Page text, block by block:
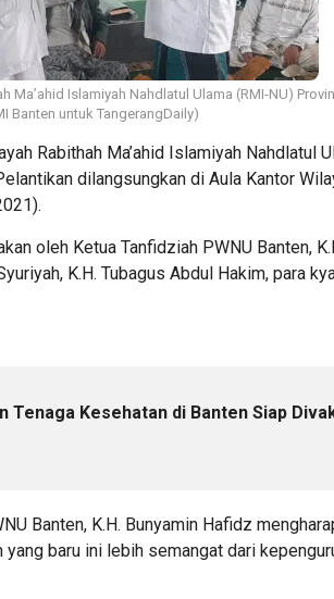
Ma’ahid Islamiyah Nahdlatul Ulama (RMI-NU)
Banten untuk TangerangDaily)
Rabithah Ma’ahid Islamiyah Nahdlatul
dilangsungkan di Aula Kantor
oleh Ketua Tanfidziah PWNU Banten,
K.H. Tubagus Abdul Hakim, para
Tenaga Kesehatan di Banten Siap
Banten, K.H. Bunyamin Hafidz
baru ini lebih semangat dari